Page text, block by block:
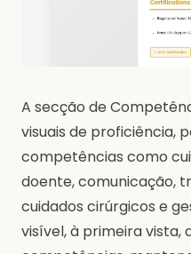
A secção de
visuais de proficiência,
competências como
doente, comunicação,
cuidados cirúrgicos e
visível, à primeira vista,